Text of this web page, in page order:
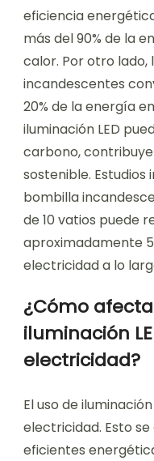
eficiencia
más del 90% de la
calor. Por otro lado,
incandescentes
20% de la energía
iluminación LED
carbono,
sostenible.
bombilla
de 10 vatios puede
aproximadamente
electricidad a lo
¿Cómo
iluminación
electricidad?
El uso de
electricidad. Esto se
eficientes